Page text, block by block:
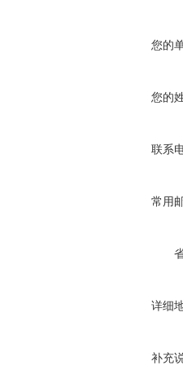
您的
您的
联系
常用
详细
补充